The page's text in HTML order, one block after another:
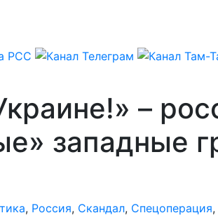
–
западные
, Россия, Скандал, Спецоперация,